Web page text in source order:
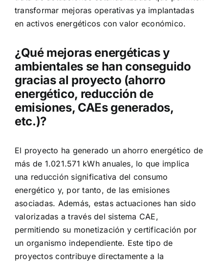
transformar mejoras operativas ya implantadas
en activos energéticos con valor económico.
¿Qué mejoras energéticas y
ambientales se han conseguido
gracias al proyecto (ahorro
energético, reducción de
emisiones, CAEs generados,
etc.)?
El proyecto ha generado un ahorro energético de
más de 1.021.571 kWh anuales, lo que implica
una reducción significativa del consumo
energético y, por tanto, de las emisiones
asociadas. Además, estas actuaciones han sido
valorizadas a través del sistema CAE,
permitiendo su monetización y certificación por
un organismo independiente. Este tipo de
proyectos contribuye directamente a la